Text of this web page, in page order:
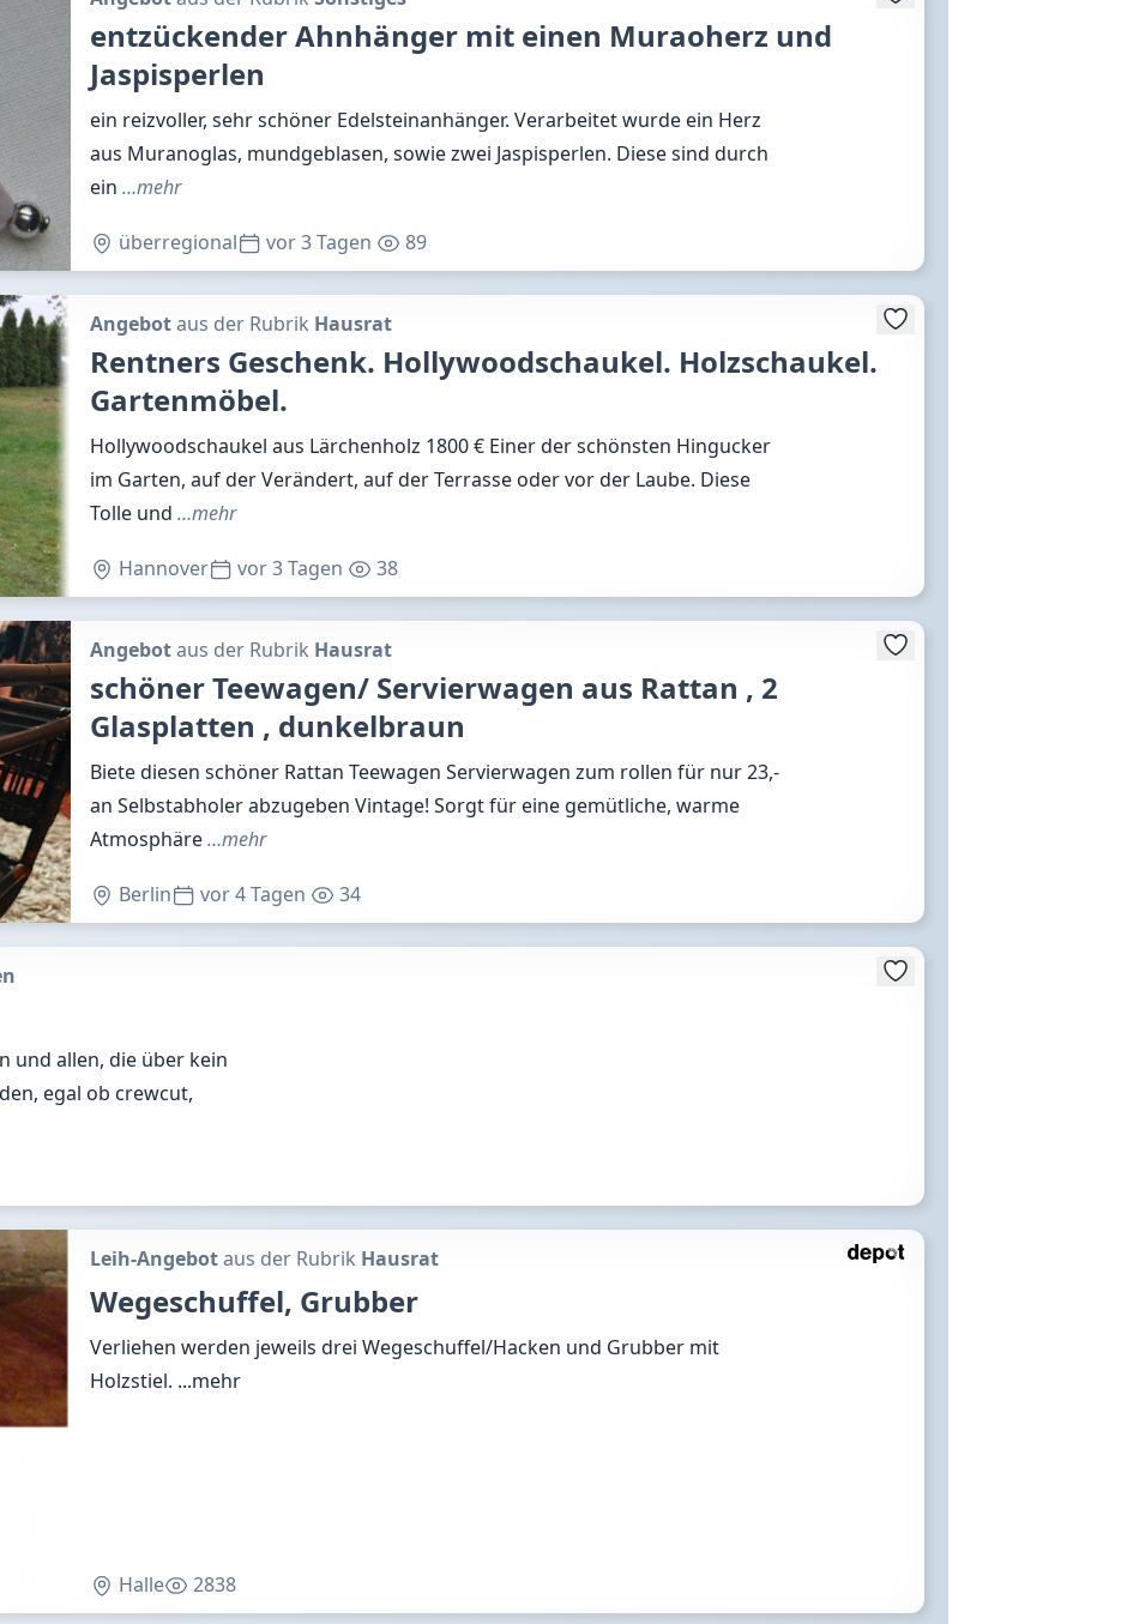
entzückender Ahnhänger mit einen Muraoherz und
Jaspisperlen
ein reizvoller, sehr schöner Edelsteinanhänger. Verarbeitet wurde ein Herz
aus Muranoglas, mundgeblasen, sowie zwei Jaspisperlen. Diese sind durch
ein …mehr
überregional vor 3 Tagen 89
Angebotaus der Rubrik Hausrat
Rentners Geschenk. Hollywoodschaukel. Holzschaukel.
Gartenmöbel.
Hollywoodschaukel aus Lärchenholz 1800 € Einer der schönsten Hingucker
im Garten, auf der Verändert, auf der Terrasse oder vor der Laube. Diese
Tolle und …mehr
Hannover vor 3 Tagen 38
Angebotaus der Rubrik Hausrat
schöner Teewagen/ Servierwagen aus Rattan , 2
Glasplatten , dunkelbraun
Biete diesen schöner Rattan Teewagen Servierwagen zum rollen für nur 23,-
an Selbstabholer abzugeben Vintage! Sorgt für eine gemütliche, warme
Atmosphäre…mehr
Berlin vor 4 Tagen 34
und allen, die über kein
egal ob crewcut,
Leih-Angebotaus der Rubrik Hausrat
Wegeschuffel, Grubber
Verliehen werden jeweils drei Wegeschuffel/Hacken und Grubber mit
Holzstiel. ...mehr
Halle 2838